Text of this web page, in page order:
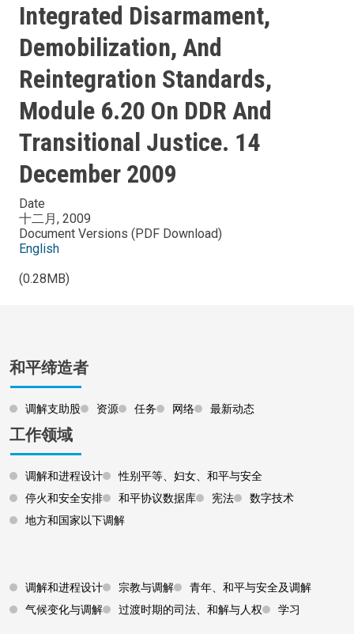
Integrated Disarmament,
Demobilization, And
Reintegration Standards,
Module 6.20 On DDR And
Transitional Justice. 14
December 2009
Date
十二月, 2009
Document Versions (PDF Download)
English
(0.28MB)
和平缔造者
调解支助股 资源 任务 网络 最新动态
工作领域
调解和进程设计
性别平等、妇女、和平与安全
停火和安全安排
和平协议数据库 宪法
数字技术
地方和国家以下调解
Footer 3
调解和进程设计 宗教与调解
青年、和平与安全及调解
气候变化与调解
过渡时期的司法、和解与人权 学习